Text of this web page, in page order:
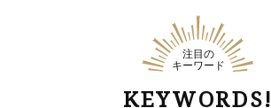
注目の
キーワード
KEYWORDS!